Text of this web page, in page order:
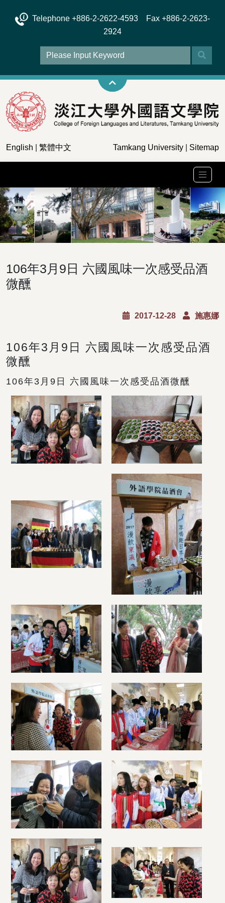
Telephone +886-2-2622-4593 Fax +886-2-2623-
2924
English 繁體中文 Tamkang University Sitemap
106年3月9日 六國風味一次感受品酒
微醺
2017-12-28 施惠娜
106年3月9日 六國風味一次感受品酒
微醺
106年3月9日 六國風味一次感受品酒微醺